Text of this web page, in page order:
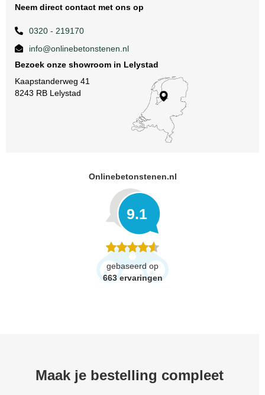
Neem direct contact met ons op
0320 - 219170
info@onlinebetonstenen.nl
Bezoek onze showroom in Lelystad
Kaapstanderweg 41
8243 RB Lelystad
Onlinebetonstenen.nl
9.1
gebaseerd op
663 ervaringen
Maak je bestelling compleet